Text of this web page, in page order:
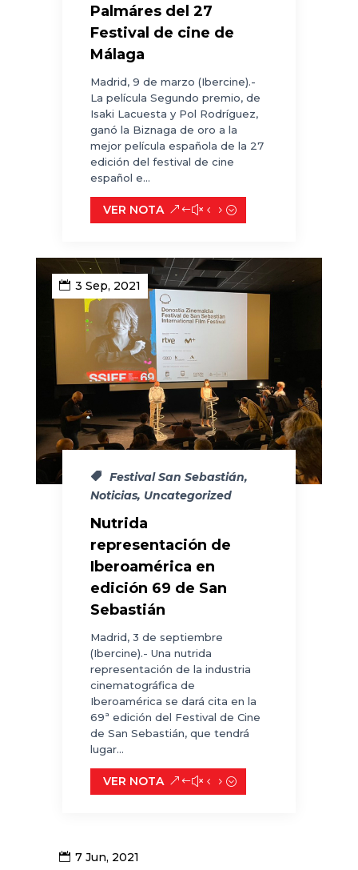
Palmáres del 27
Festival de cine de
Málaga
Madrid, 9 de marzo (Ibercine).-
La película Segundo premio, de
Isaki Lacuesta y Pol Rodríguez,
ganó la Biznaga de oro a la
mejor película española de la 27
edición del festival de cine
español e...
VER NOTA
3 Sep, 2021
Festival San Sebastián,
Noticias, Uncategorized
Nutrida
representación de
Iberoamérica en
edición 69 de San
Sebastián
Madrid, 3 de septiembre
(Ibercine).- Una nutrida
representación de la industria
cinematográfica de
Iberoamérica se dará cita en la
69ª edición del Festival de Cine
de San Sebastián, que tendrá
lugar...
VER NOTA
7 Jun, 2021